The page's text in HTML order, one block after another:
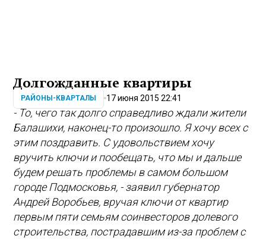
Долгожданные квартиры
РАЙОНЫ-КВАРТАЛЫ 17 июня 2015 22:41
- То, чего так долго справедливо ждали жители
Балашихи, наконец-то произошло. Я хочу всех с
этим поздравить. С удовольствием хочу
вручить ключи и пообещать, что мы и дальше
будем решать проблемы в самом большом
городе Подмосковья, - заявил губернатор
Андрей Воробьев, вручая ключи от квартир
первым пяти семьям соинвесторов долевого
строительства, пострадавшим из-за проблем с